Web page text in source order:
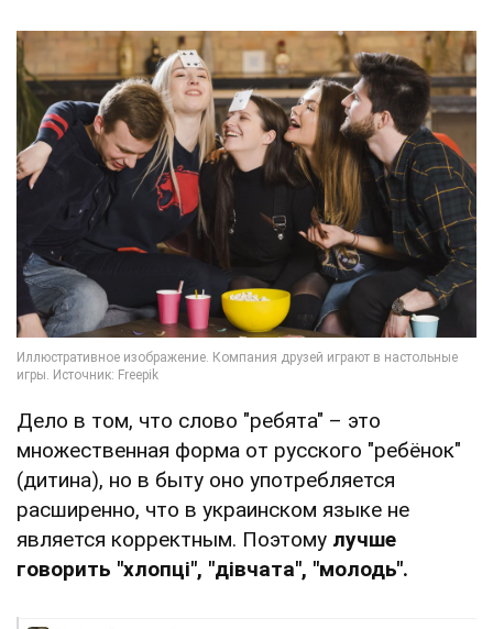
Дело в том, что слово "ребята" – это
множественная форма от русского "ребёнок"
(дитина), но в быту оно употребляется
расширенно, что в украинском языке не
является корректным. Поэтому лучше
говорить "хлопці", "дівчата", "молодь".